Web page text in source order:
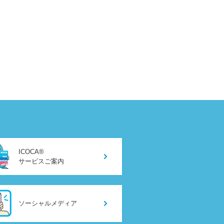
ICOCA®
サービスご案内
ソーシャルメディア